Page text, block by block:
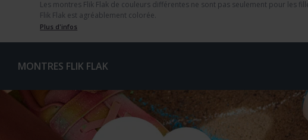
Les montres Flik Flak de couleurs différentes ne sont pas seulement pour les
Flik Flak est agréablement colorée.
Plus d'infos
MONTRES FLIK FLAK